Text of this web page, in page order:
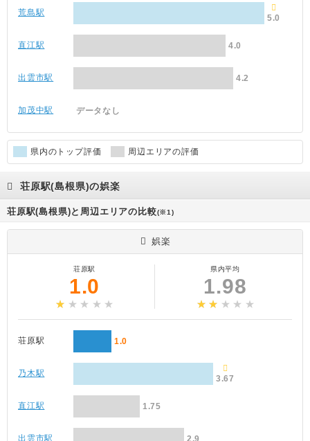
荒島駅
5.0
直江駅 4.0
出雲市駅 4.2
加茂中駅 データなし
県内のトップ評価 周辺エリアの評価
荘原駅(島根県)の娯楽
荘原駅(島根県)と周辺エリアの比較(※1)
娯楽
荘原駅
1.0
県内平均
1.98
荘原駅 1.0
乃木駅
3.67
直江駅 1.75
出雲市駅 2.9